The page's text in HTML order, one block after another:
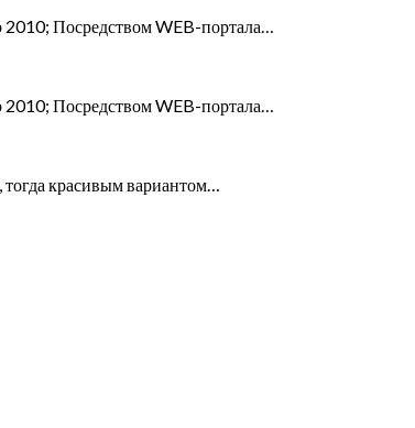
Посредством WEB-портала…
Посредством WEB-портала…
тогда красивым вариантом…